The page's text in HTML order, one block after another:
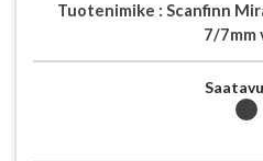
Tuotenimike : Scanfinn
7/7mm